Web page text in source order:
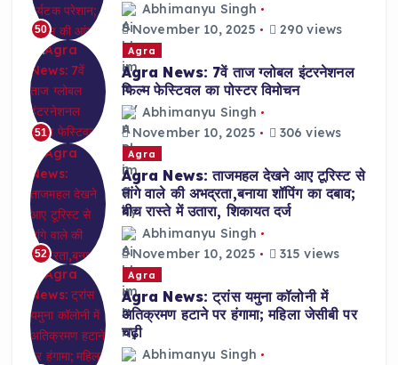
50
Abhimanyu Singh
November 10, 2025
290 views
51
Agra
Agra News: 7वें ताज ग्लोबल इंटरनेशनल
फिल्म फेस्टिवल का पोस्टर विमोचन
Abhimanyu Singh
November 10, 2025
306 views
52
Agra
Agra News: ताजमहल देखने आए टूरिस्ट से
तांगे वाले की अभद्रता,बनाया शॉपिंग का दबाव;
बीच रास्ते में उतारा, शिकायत दर्ज
Abhimanyu Singh
November 10, 2025
315 views
Agra
Agra News: ट्रांस यमुना कॉलोनी में
अतिक्रमण हटाने पर हंगामा; महिला जेसीबी पर
चढ़ी
Abhimanyu Singh